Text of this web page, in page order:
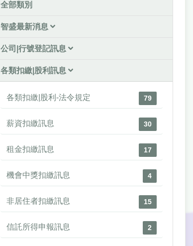
全部類別
智盛最新消息
公司|行號登記訊息
各類扣繳|股利訊息
各類扣繳|股利-法令規定 79
薪資扣繳訊息 30
租金扣繳訊息 17
機會中獎扣繳訊息 4
非居住者扣繳訊息 15
信託所得申報訊息 2